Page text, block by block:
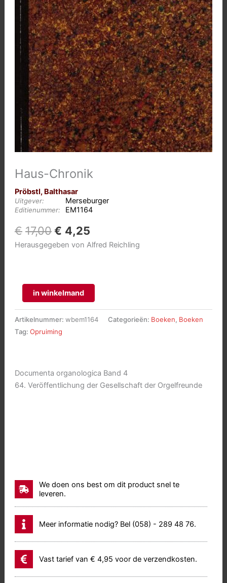
We doen ons best om dit product snel te
leveren.
Meer informatie nodig? Bel (058) - 289 48 76.
Vast tarief van € 4,95 voor de verzendkosten.
Haus-Chronik
Pröbstl, Balthasar
Uitgever: Merseburger
Editienummer: EM1164
€ 17,00Oorspronkelijke
prijs
€ 4,25Huidige
prijs
Herausgegeben von Alfred Reichling
Haus-
Chronik
in winkelmand
Artikelnummer: wbem1164 Categorieën: Boeken, Boeken
Tag: Opruiming
Documenta organologica Band 4
64. Veröffentlichung der Gesellschaft der Orgelfreunde